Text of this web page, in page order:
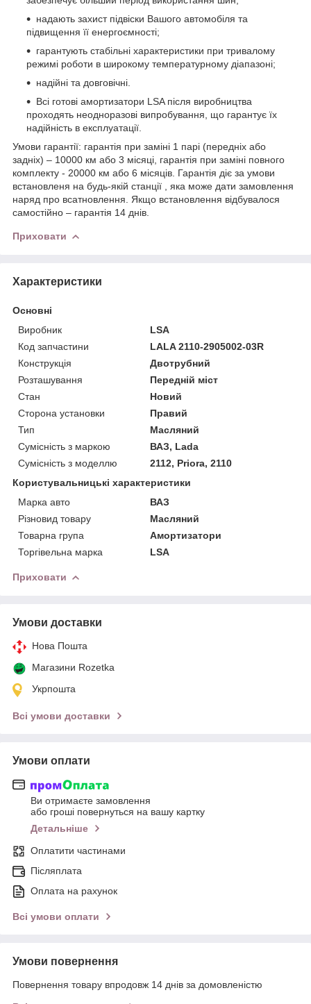
надають захист підвіски Вашого автомобіля та
підвищення її енергоємності;
гарантують стабільні характеристики при тривалому
режимі роботи в широкому температурному діапазоні;
надійні та довговічні.
Всі готові амортизатори LSA після виробництва
проходять неодноразові випробування, що гарантує їх
надійність в експлуатації.
Умови гарантії: гарантія при заміні 1 парі (передніх або
задніх) – 10000 км або 3 місяці, гарантія при заміні повного
комплекту - 20000 км або 6 місяців. Гарантія діє за умови
встановленя на будь-якій станції , яка може дати замовлення
наряд про всатновлення. Якщо встановлення відбувалося
самостійно – гарантія 14 днів.
Приховати
Характеристики
Основні
Виробник
LSA
Код запчастини
LALA 2110-2905002-03R
Конструкція
Двотрубний
Розташування
Передній міст
Стан
Новий
Сторона установки
Правий
Тип
Масляний
Сумісність з маркою
ВАЗ, Lada
Сумісність з моделлю
2112, Priora, 2110
Користувальницькі характеристики
Марка авто
ВАЗ
Різновид товару
Масляний
Товарна група
Амортизатори
Торгівельна марка
LSA
Приховати
Умови доставки
Нова Пошта
Магазини Rozetka
Укрпошта
Всі умови доставки
Умови оплати
Ви отримаєте замовлення
або гроші повернуться на вашу картку
Детальніше
Оплатити частинами
Післяплата
Оплата на рахунок
Всі умови оплати
Умови повернення
Повернення товару впродовж 14 днів за домовленістю